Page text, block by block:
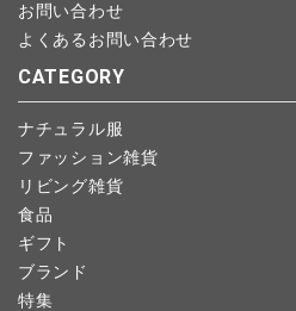
お問い合わせ
よくあるお問い合わせ
CATEGORY
ナチュラル服
ファッション雑貨
リビング雑貨
食品
ギフト
ブランド
特集